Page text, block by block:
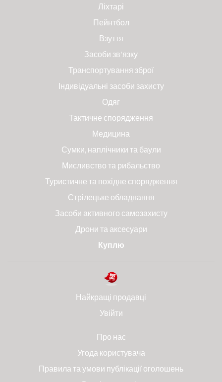
Ліхтарі
Пейнтбол
Взуття
Засоби зв'язку
Транспортування зброї
Індивідуальні засоби захисту
Одяг
Тактичне спорядження
Медицина
Сумки, наплічники та баули
Мисливство та рибальство
Туристичне та похідне спорядження
Стрілецьке обладнання
Засоби активного самозахисту
Дрони та аксесуари
Куплю
Найкращі продавці
Увійти
Про нас
Угода користувача
Правила та умови публікації оголошень